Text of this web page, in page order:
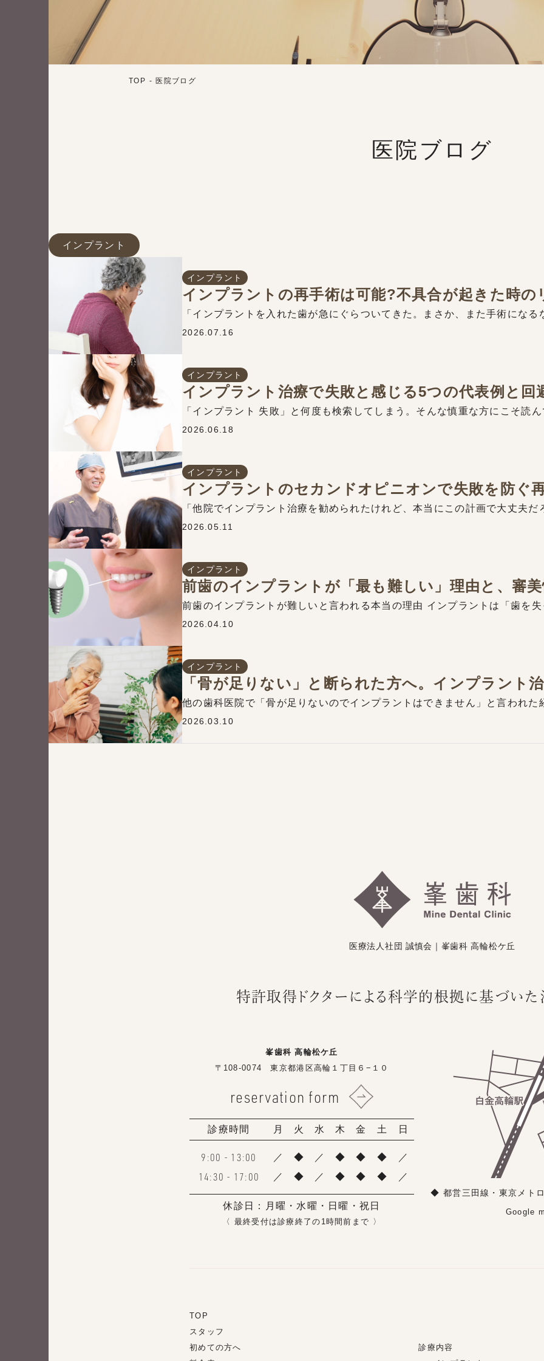
TOP 医院ブログ
医院ブログ
インプラント
インプラント
2026.07.16
インプラント
2026.06.18
インプラント
2026.05.11
インプラント
2026.04.10
インプラント
2026.03.10
医療法人社団 誠慎会｜峯歯科 高輪松ケ丘
特許取得ドクターによる科学的根拠に基づいた
峯歯科 高輪松ケ丘
〒108-0074 東京都港区高輪１丁目６−１０
reservation form
診療時間 月 火 水 木 金 土 日
9:00 - 13:00 ／ ◆ ／ ◆ ◆ ◆ ／
14:30 - 17:00 ／ ◆ ／ ◆ ◆ ◆ ／
休診日：月曜・水曜・日曜・祝日
〈 最終受付は診療終了の1時間前まで 〉
◆ 都営三田線・東京メト
Google
TOP
スタッフ
初めての方へ
診療内容